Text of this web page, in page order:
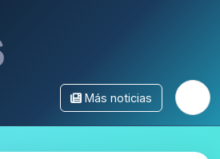
Más noticias